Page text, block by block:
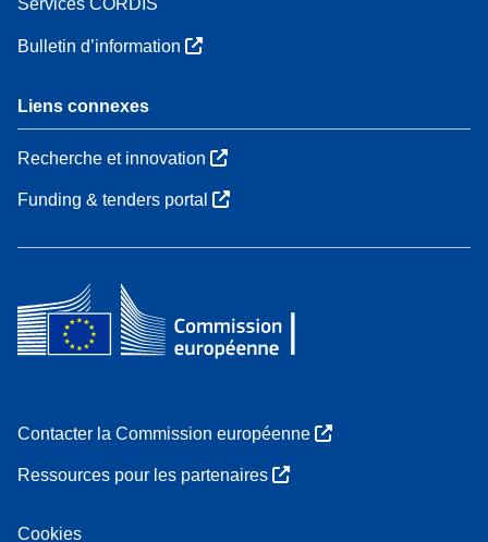
Bulletin d’information
Liens connexes
Recherche et innovation
Funding & tenders portal
Contacter la Commission européenne
Ressources pour les partenaires
Cookies